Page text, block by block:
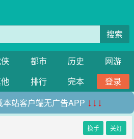
搜索
都市 历史
网游
排行 完本
登录
站客户端无广告APP ↓↓↓
换手 关灯